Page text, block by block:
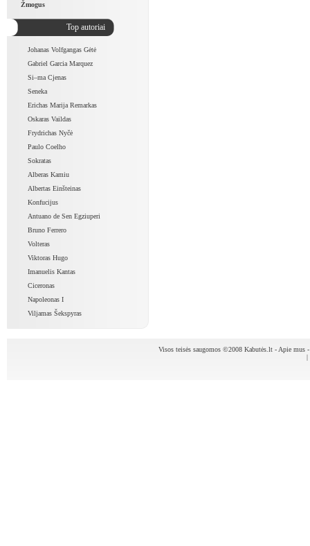
Žmogus
Top autoriai
Johanas Volfgangas Gėtė
Gabriel Garcia Marquez
Si–ma Cjenas
Seneka
Erichas Marija Remarkas
Oskaras Vaildas
Frydrichas Nyčė
Paulo Coelho
Sokratas
Alberas Kamiu
Albertas Einšteinas
Konfucijus
Antuano de Sen Egziuperi
Bruno Ferrero
Volteras
Viktoras Hugo
Imanuelis Kantas
Ciceronas
Napoleonas I
Viljamas Šekspyras
Visos teisės saugomos ©2008 Kabutės.lt - Apie mus
|